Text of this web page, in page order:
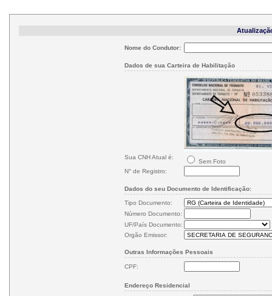
Nome do Condutor:
Dados de sua Carteira de Habilitação
Sua CNH Atual é:
Sem Foto
N° de Registro:
Dados do seu Documento de Identificação:
Tipo Documento:
Número Documento:
UF/País Documento:
Orgão Emissor:
Outras Informações Pessoais
CPF:
Endereço Residencial